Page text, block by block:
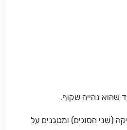
(שני הסוגים) ומטגנים על